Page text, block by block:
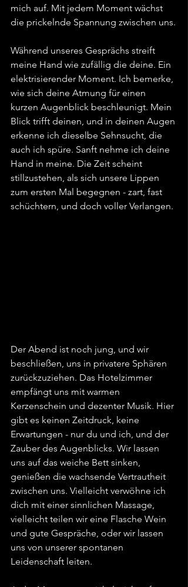
mich auf. Mit jedem Moment wächst
die prickelnde Spannung zwischen uns.
Während unseres Gesprächs streift
meine Hand wie zufällig die deine. Ein
elektrisierender Moment. Ich bemerke,
wie sich deine Atmung für einen
kurzen Augenblick beschleunigt. Mein
Blick trifft deinen, und in deinen Augen
erkenne ich dieselbe Sehnsucht, die
auch ich spüre. Sanft nehme ich deine
Hand in meine. Die Zeit scheint
stillzustehen, als sich unsere Lippen
zum ersten Mal begegnen - zart, fast
schüchtern, und doch voller Verlangen.
Der Abend ist noch jung, und wir
beschließen, uns in privatere Sphären
zurückzuziehen. Das Hotelzimmer
empfängt uns mit warmen
Kerzenschein und dezenter Musik. Hier
gibt es keinen Zeitdruck, keine
Erwartungen - nur du und ich, und der
Zauber des Augenblicks. Wir lassen
uns auf das weiche Bett sinken,
genießen die wachsende Vertrautheit
zwischen uns. Vielleicht verwöhne ich
dich mit einer sinnlichen Massage,
vielleicht teilen wir eine Flasche Wein
und gute Gespräche, oder wir lassen
uns von unserer spontanen
Leidenschaft leiten.